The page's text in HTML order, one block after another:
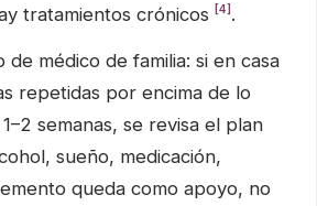
tratamientos crónicos
[4] .
de médico de familia: si en casa
repetidas por encima de lo
semanas, se revisa el plan
sueño, medicación,
queda como apoyo, no